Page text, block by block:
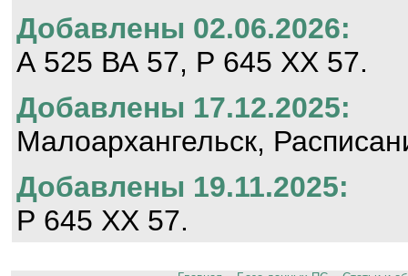
Добавлены 02.06.2026:
А 525 ВА 57, Р 645 ХХ 57.
Добавлены 17.12.2025:
Малоархангельск,
Добавлены 19.11.2025:
Р 645 ХХ 57.